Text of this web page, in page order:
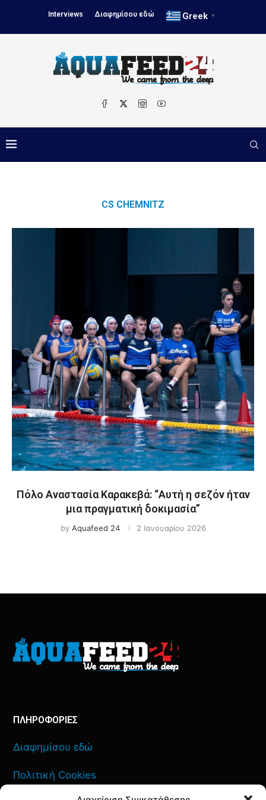
Interviews Διαφημίσου εδώ Greek ▼
CS CHEMNITZ
Πόλο Αναστασία Καρακεβά: “Αυτή η σεζόν ήταν
μια πραγματική δοκιμασία”
by Aquafeed 24 2 Ιανουαρίου 2026
ΠΛΗΡΟΦΟΡΙΕΣ
Διαφημίσου εδώ
Πολιτική Cookies